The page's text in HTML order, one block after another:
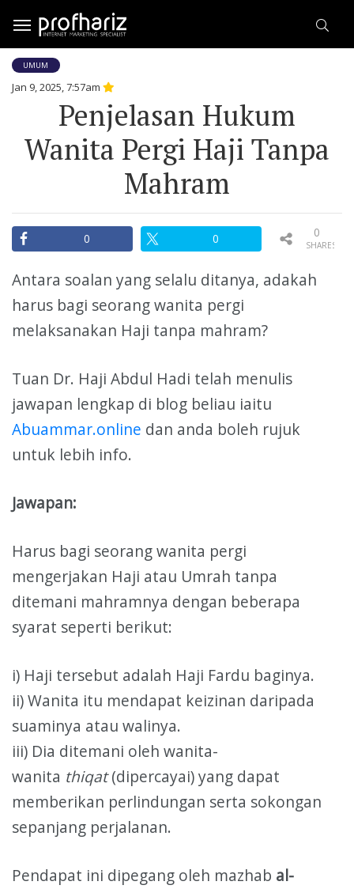
UMUM
Jan 9, 2025, 7:57am
Penjelasan Hukum
Wanita Pergi Haji Tanpa
Mahram
0 0 SHARES
0
Antara soalan yang selalu ditanya, adakah
harus bagi seorang wanita pergi
melaksanakan Haji tanpa mahram?
Tuan Dr. Haji Abdul Hadi telah menulis
jawapan lengkap di blog beliau iaitu
Abuammar.online dan anda boleh rujuk
untuk lebih info.
Jawapan:
Harus bagi seorang wanita pergi
mengerjakan Haji atau Umrah tanpa
ditemani mahramnya dengan beberapa
syarat seperti berikut:
i) Haji tersebut adalah Haji Fardu baginya.
ii) Wanita itu mendapat keizinan daripada
suaminya atau walinya.
iii) Dia ditemani oleh wanita-
wanita thiqat(dipercayai) yang dapat
memberikan perlindungan serta sokongan
sepanjang perjalanan.
Pendapat ini dipegang oleh mazhab al-